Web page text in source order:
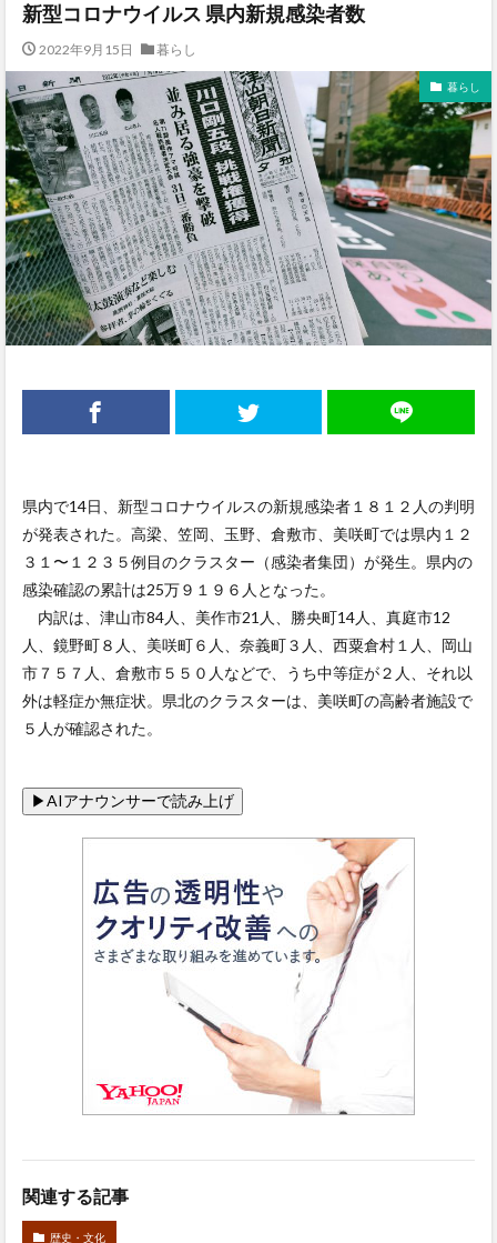
新型コロナウイルス 県内新規感染者数
2022年9月15日 暮らし
暮らし
県内で14日、新型コロナウイルスの新規感染者１８１２人の判明
が発表された。高梁、笠岡、玉野、倉敷市、美咲町では県内１２
３１〜１２３５例目のクラスター（感染者集団）が発生。県内の
感染確認の累計は25万９１９６人となった。
内訳は、津山市84人、美作市21人、勝央町14人、真庭市12
人、鏡野町８人、美咲町６人、奈義町３人、西粟倉村１人、岡山
市７５７人、倉敷市５５０人などで、うち中等症が２人、それ以
外は軽症か無症状。県北のクラスターは、美咲町の高齢者施設で
５人が確認された。
関連する記事
歴史・文化